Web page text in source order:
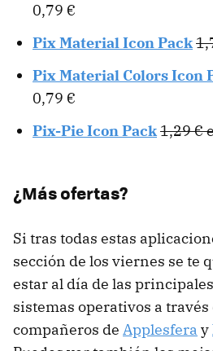
0,79 €
Pix Material Icon Pack
Pix Material Colors Icon
0,79 €
Pix-Pie Icon Pack1,29 €
¿Más ofertas?
Si tras todas estas
sección de los viernes se te
estar al día de las
sistemas operativos a
compañeros de Applesfera y